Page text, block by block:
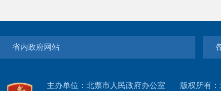
省内政府网站
主办单位：北票市人民政府办公室
版权所有